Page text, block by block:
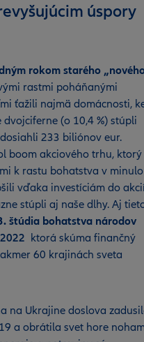
úspory
rokom starého
rastmi poháňanými
ťažili najmä domácnosti,
(o 10,4 %) stúpli
233 biliónov eur.
boom akciového trhu, ktorý
k rastu bohatstva v
vďaka investíciám do
stúpli aj naše dlhy. Aj
štúdia bohatstva národov
ktorá skúma finančný
60 krajinách sveta
na Ukrajine doslova
a obrátila svet hore